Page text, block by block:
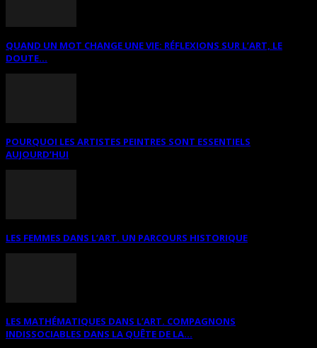
QUAND UN MOT CHANGE UNE VIE: RÉFLEXIONS SUR L’ART, LE
DOUTE...
POURQUOI LES ARTISTES PEINTRES SONT ESSENTIELS
AUJOURD’HUI
LES FEMMES DANS L’ART. UN PARCOURS HISTORIQUE
LES MATHÉMATIQUES DANS L’ART. COMPAGNONS
INDISSOCIABLES DANS LA QUÊTE DE LA...